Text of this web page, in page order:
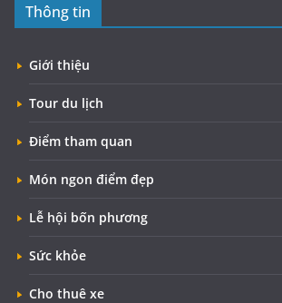
Thông tin
Giới thiệu
Tour du lịch
Điểm tham quan
Món ngon điểm đẹp
Lễ hội bốn phương
Sức khỏe
Cho thuê xe